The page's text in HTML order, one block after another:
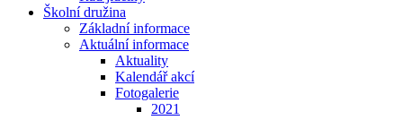
Školní družina
Základní informace
Aktuální informace
Aktuality
Kalendář akcí
Fotogalerie
2021